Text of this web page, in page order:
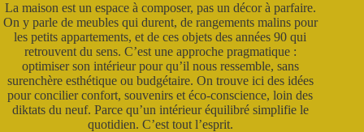
La maison est un espace à composer, pas un décor à parfaire.
On y parle de meubles qui durent, de rangements malins pour
les petits appartements, et de ces objets des années 90 qui
retrouvent du sens. C’est une approche pragmatique :
optimiser son intérieur pour qu’il nous ressemble, sans
surenchère esthétique ou budgétaire. On trouve ici des idées
pour concilier confort, souvenirs et éco-conscience, loin des
diktats du neuf. Parce qu’un intérieur équilibré simplifie le
quotidien. C’est tout l’esprit.